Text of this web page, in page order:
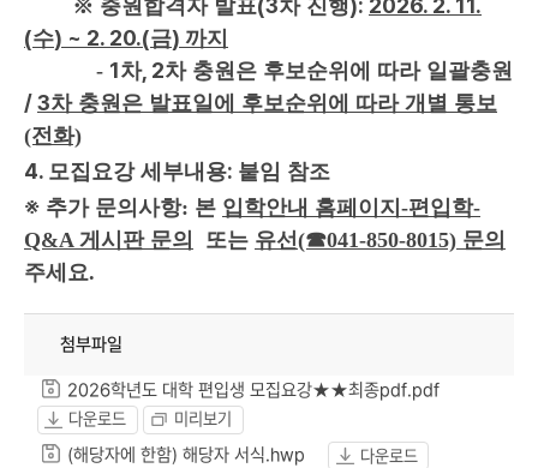
※ 충원합격자 발표(3차 진행): 2026. 2. 11.
(수) ~ 2. 20.(금) 까지
- 1차, 2차 충원은 후보순위에 따라 일괄충원
/3차 충원은 발표일에 후보순위에 따라 개별 통보
(전화)
4. 모집요강 세부내용: 붙임 참조
※ 추가 문의사항: 본 입학안내 홈페이지-편입학-
Q&A 게시판 문의
또는 유선(☎041-850-8015) 문의
주세요.
첨부파일
2026학년도 대학 편입생 모집요강★★최종pdf.pdf
다운로드 미리보기
(해당자에 한함) 해당자 서식.hwp
다운로드